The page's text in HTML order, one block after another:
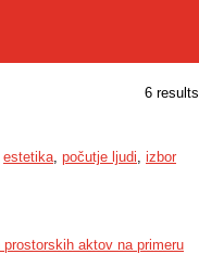
6 results
estetika, počutje ljudi, izbor
aktov na primeru